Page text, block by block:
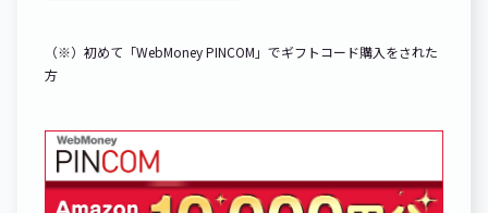
（※）初めて「WebMoney PINCOM」でギフトコード購入をされた
方